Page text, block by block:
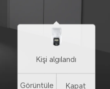
Kişi algılandı
Görüntüle Kapat